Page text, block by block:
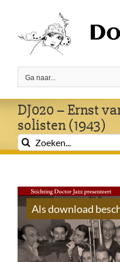
inhoud
Ga naar...
DJ020 – Ernst
solisten (1943)
Zoeken
naar:
Als download